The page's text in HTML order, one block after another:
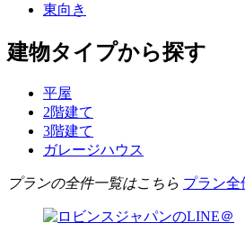
東向き
建物タイプから探す
平屋
2階建て
3階建て
ガレージハウス
プランの全件一覧はこちら プラン全